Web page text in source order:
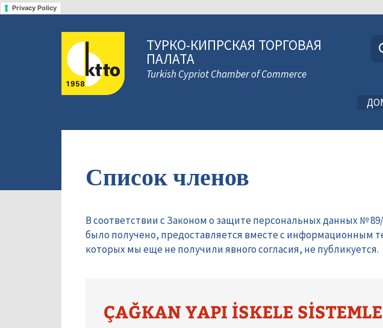
Privacy Policy
ТУРКО-КИПРСКАЯ ТОРГОВАЯ
ПАЛАТА
Turkish Cypriot Chamber of Commerce
Список членов
В соответствии с Законом о защите персональных данных №
было получено, предоставляется вместе с информационным
которых мы еще не получили явного согласия, не публикуется.
ÇAĞKAN YAPI İSKELE